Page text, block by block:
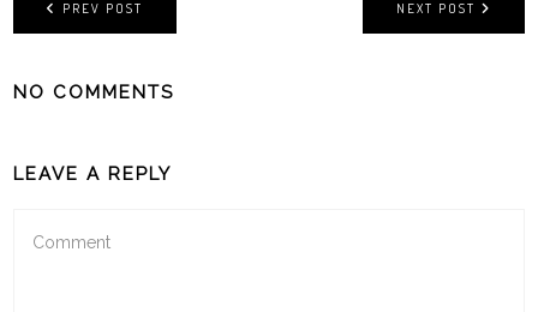
NEXT POST
PREV POST
NO COMMENTS
LEAVE A REPLY